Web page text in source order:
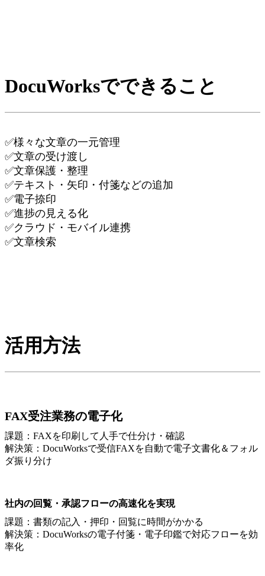
DocuWorksでできること
✅様々な文章の一元管理
✅文章の受け渡し
✅文章保護・整理
✅テキスト・矢印・付箋などの追加
✅電子捺印
✅進捗の見える化
✅クラウド・モバイル連携
✅文章検索
活用方法
FAX受注業務の電子化
課題：FAXを印刷して人手で仕分け・確認
解決策：DocuWorksで受信FAXを自動で電子文書化＆フォル
ダ振り分け
社内の回覧・承認フローの高速化を実現
課題：書類の記入・押印・回覧に時間がかかる
解決策：DocuWorksの電子付箋・電子印鑑で対応フローを効
率化